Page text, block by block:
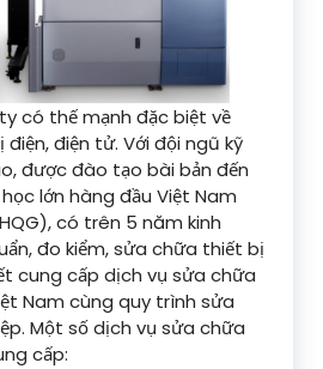
có thế mạnh đặc biệt về
điện, điện tử. Với đội ngũ kỹ
được đào tạo bài bản đến
lớn hàng đầu Việt Nam
có trên 5 năm kinh
đo kiểm, sửa chữa thiết bị
cung cấp dịch vụ sửa chữa
Nam cùng quy trình sửa
Một số dịch vụ sửa chữa
cấp: